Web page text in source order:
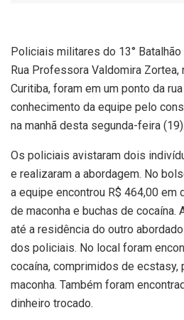
Policiais militares do 13°
Rua Professora Valdomira Zortea,
Curitiba, foram em um ponto da
conhecimento da equipe pelo
na manhã desta segunda-feira (19).
Os policiais avistaram dois
e realizaram a abordagem. No
a equipe encontrou R$ 464,00 em
de maconha e buchas de cocaína.
até a residência do outro
dos policiais. No local foram
cocaína, comprimidos de ecstasy,
maconha. Também foram
dinheiro trocado.